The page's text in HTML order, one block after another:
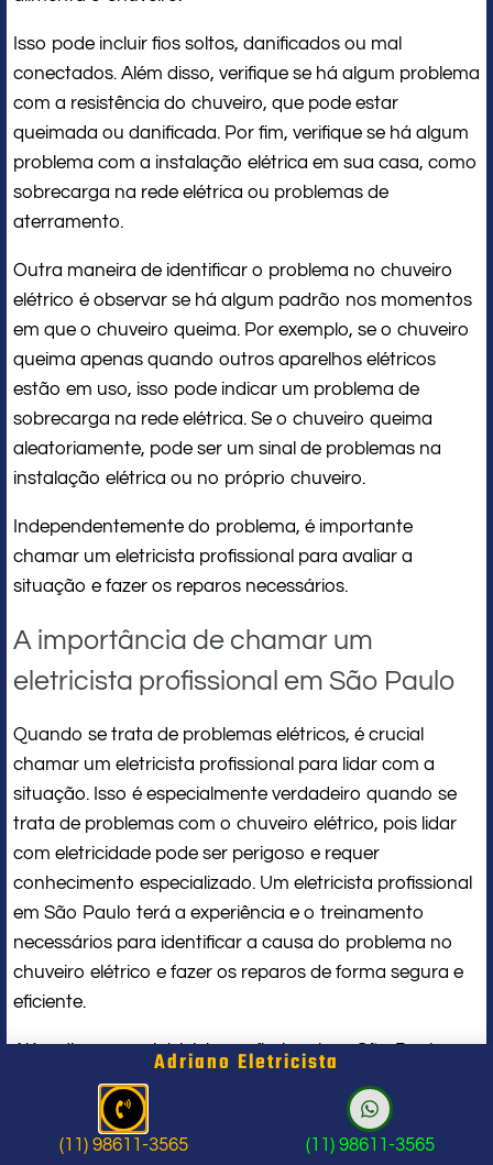
Isso pode incluir fios soltos, danificados ou mal
conectados. Além disso, verifique se há algum problema
com a resistência do chuveiro, que pode estar
queimada ou danificada. Por fim, verifique se há algum
problema com a instalação elétrica em sua casa, como
sobrecarga na rede elétrica ou problemas de
aterramento.
Outra maneira de identificar o problema no chuveiro
elétrico é observar se há algum padrão nos momentos
em que o chuveiro queima. Por exemplo, se o chuveiro
queima apenas quando outros aparelhos elétricos
estão em uso, isso pode indicar um problema de
sobrecarga na rede elétrica. Se o chuveiro queima
aleatoriamente, pode ser um sinal de problemas na
instalação elétrica ou no próprio chuveiro.
Independentemente do problema, é importante
chamar um eletricista profissional para avaliar a
situação e fazer os reparos necessários.
A importância de chamar um
eletricista profissional em São Paulo
Quando se trata de problemas elétricos, é crucial
chamar um eletricista profissional para lidar com a
situação. Isso é especialmente verdadeiro quando se
trata de problemas com o chuveiro elétrico, pois lidar
com eletricidade pode ser perigoso e requer
conhecimento especializado. Um eletricista profissional
em São Paulo terá a experiência e o treinamento
necessários para identificar a causa do problema no
chuveiro elétrico e fazer os reparos de forma segura e
eficiente.
Além disso, um eletricista profissional em São Paulo
terá as ferramentas e equipamentos adequados para
lidar com problemas elétricos, garantindo que os
reparos sejam feitos corretamente. Tentar consertar
Adriano Eletricista
(11) 98611-3565 (11) 98611-3565